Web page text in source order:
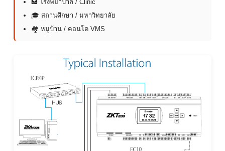
🏥 โรงพยาบาล / Clinic
🎓 สถานศึกษา / มหาวิทยาลัย
🏘 หมู่บ้าน / คอนโด VMS